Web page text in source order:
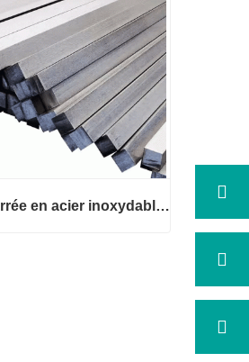
Barre carrée en acier inoxydable 316